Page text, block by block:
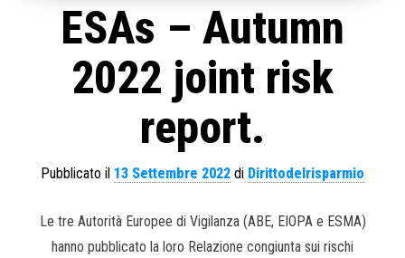
ESAs – Autumn
2022 joint risk
report.
Pubblicato il 13 Settembre 2022 di Dirittodelrisparmio
Le tre Autorità Europee di Vigilanza (ABE, EIOPA e ESMA)
hanno pubblicato la loro Relazione congiunta sui rischi